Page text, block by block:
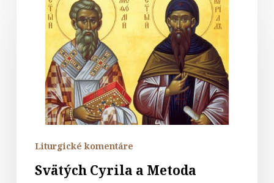
Metoda
Liturgické komentáre
Svätých Cyrila a Metoda